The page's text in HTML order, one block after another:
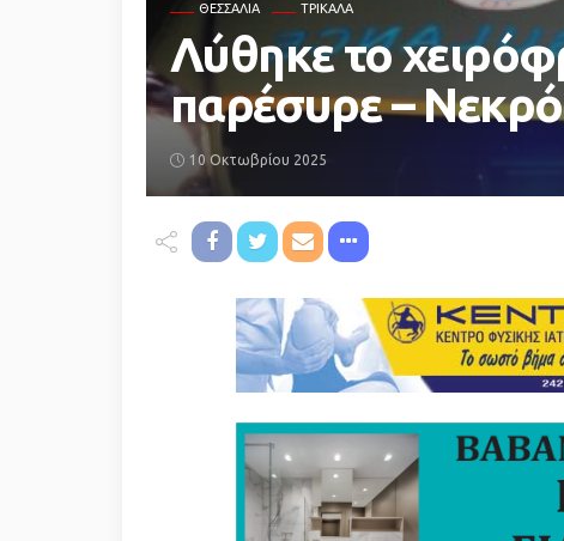
ΘΕΣΣΑΛΊΑ ΤΡΊΚΑΛΑ
Λύθηκε το
παρέσυρε –
10 Οκτωβρίου 2025